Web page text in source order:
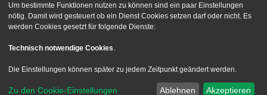
Gehe zu
Foren-Übersicht Kontakt
Powered byphpBB® Forum Software © phpBB Limited
Style we_universal created byINVENTEA nextgen
Um bestimmte Funktionen nutzen zu können sind ein paar Einstellungen
nötig. Damit wird gesteuert ob ein Dienst Cookies setzen darf oder nicht. Es
werden Cookies gesetzt für folgende Dienste:
Technisch notwendige Cookies.
Die Einstellungen können später zu jedem Zeitpunkt geändert werden.
Zu den Cookie-Einstellungen Ablehnen Akzeptieren